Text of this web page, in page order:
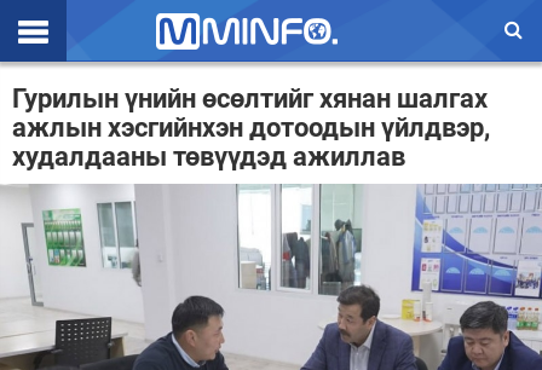
Эхлэл
Цаг агаар
Валют ханш
Улс төр
Эдийн засаг
Үзэл бодол
Гурилын үнийн өсөлтийг хянан шалгах
ажлын хэсгийнхэн дотоодын үйлдвэр,
худалдааны төвүүдэд ажиллав